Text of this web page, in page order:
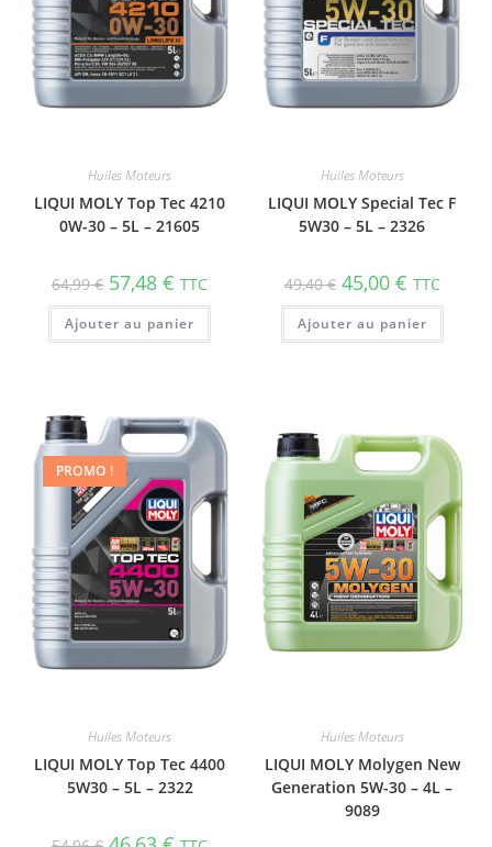
Huiles Moteurs
LIQUI MOLY Top Tec 4210
0W-30 – 5L – 21605
64,99€ 57,48€ TTC
Ajouter au panier
Huiles Moteurs
LIQUI MOLY Special Tec F
5W30 – 5L – 2326
49,40€ 45,00 € TTC
Ajouter au panier
PROMO !
Huiles Moteurs
LIQUI MOLY Top Tec 4400
5W30 – 5L – 2322
Huiles Moteurs
LIQUI MOLY Molygen New
Gene­ra­tion 5W-30 – 4L –
9089